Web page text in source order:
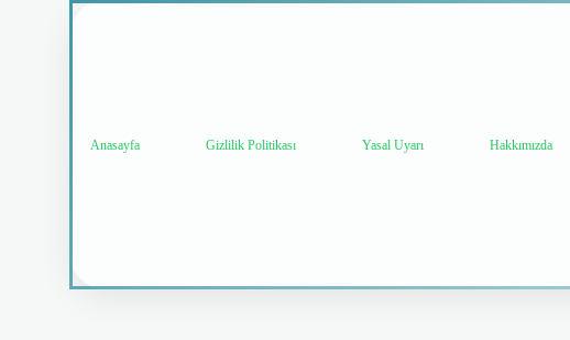
Anasayfa Gizlilik Politikası Yasal Uyarı Hakkımızda